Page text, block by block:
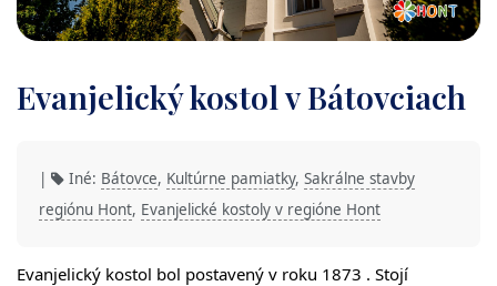
Evanjelický kostol v Bátovciach
| Iné: Bátovce, Kultúrne pamiatky, Sakrálne stavby
regiónu Hont, Evanjelické kostoly v regióne Hont
Evanjelický kostol bol postavený v roku 1873 . Stojí